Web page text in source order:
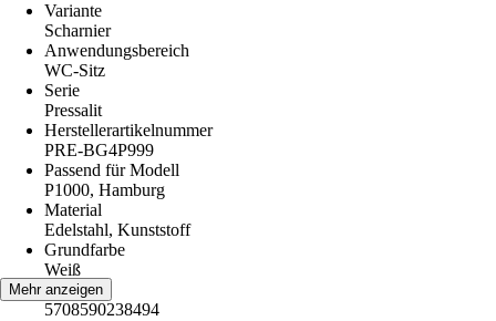
Variante
Scharnier
Anwendungsbereich
WC-Sitz
Serie
Pressalit
Herstellerartikelnummer
PRE-BG4P999
Passend für Modell
P1000, Hamburg
Material
Edelstahl, Kunststoff
Grundfarbe
Weiß
EAN
5708590238494
Mehr anzeigen